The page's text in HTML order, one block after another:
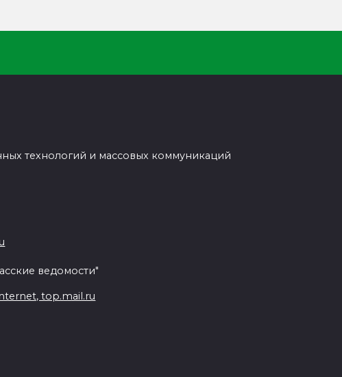
технологий и массовых коммуникаций
ведомости"
top.mail.ru